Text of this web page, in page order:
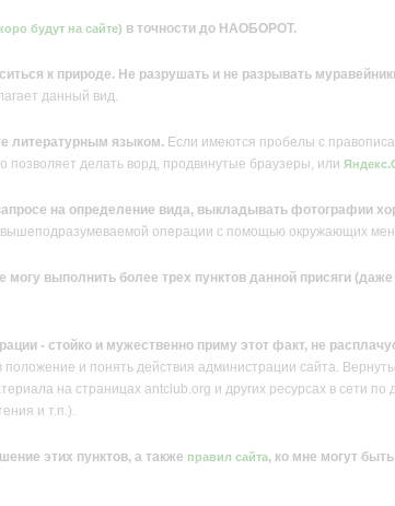
будут на сайте) в точности до НАОБОРОТ.
к природе. Не разрушать и не разрывать
данный вид.
литературным языком. Если имеются пробелы с
позволяет делать ворд, продвинутые браузеры, или
на определение вида, выкладывать фотографии
вышеподразумеваемой операции с помощью окружающих
могу выполнить более трех пунктов данной присяги
- стойко и мужественно приму этот факт, не
положение и понять действия администрации сайта.
на страницах antclub.org и других ресурсах в сети
и т.п.).
этих пунктов, а также правил сайта, ко мне могут